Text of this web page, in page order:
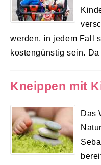
werden, in jedem Fall
kostengünstig sein. Da
Kneippen mit
Das